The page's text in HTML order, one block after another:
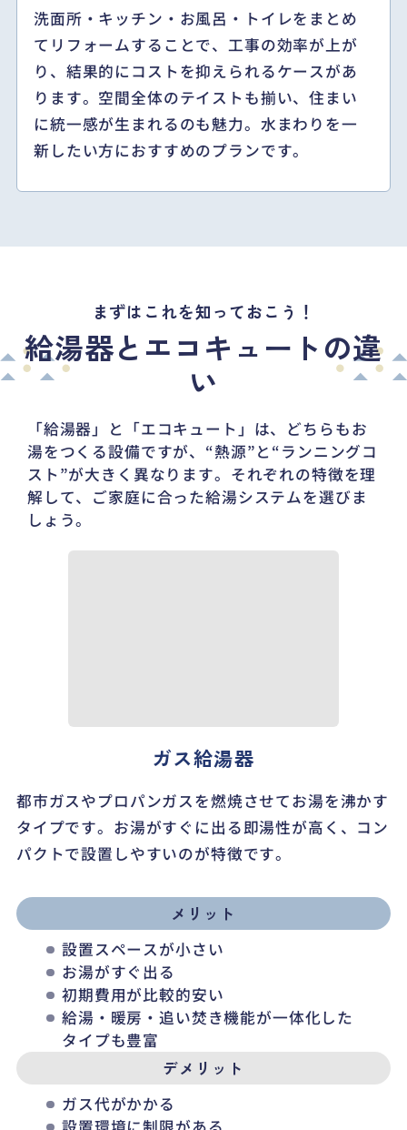
洗面所・キッチン・お風呂・トイレをまとめ
てリフォームすることで、工事の効率が上が
り、結果的にコストを抑えられるケースがあ
ります。空間全体のテイストも揃い、住まい
に統一感が生まれるのも魅力。水まわりを一
新したい方におすすめのプランです。
まずはこれを知っておこう！
給湯器とエコキュートの違
い
「給湯器」と「エコキュート」は、どちらもお
湯をつくる設備ですが、“熱源”と“ランニングコ
スト”が大きく異なります。 それぞれの特徴を理
解して、ご家庭に合った給湯システムを選びま
しょう。
ガス給湯器
都市ガスやプロパンガスを燃焼させてお湯を沸かす
タイプです。お湯がすぐに出る即湯性が高く、コン
パクトで設置しやすいのが特徴です。
メリット
設置スペースが小さい
お湯がすぐ出る
初期費用が比較的安い
給湯・暖房・追い焚き機能が一体化した
タイプも豊富
デメリット
ガス代がかかる